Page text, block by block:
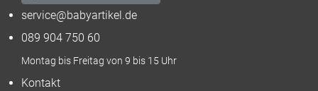
service@babyartikel.de
089 904 750 60
Montag bis Freitag von 9 bis 15 Uhr
Kontakt